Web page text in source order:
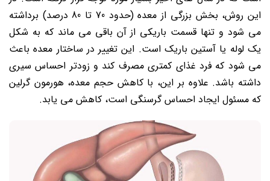
این روش، بخش بزرگی از معده (حدود 70 تا 80 درصد) برداشته
می شود و تنها قسمت باریکی از آن باقی می ماند که به شکل
یک لوله یا آستین باریک است. این تغییر در ساختار معده باعث
می شود که فرد غذای کمتری مصرف کند و زودتر احساس سیری
داشته باشد. علاوه بر این، با کاهش حجم معده، هورمون گرلین
که مسئول ایجاد احساس گرسنگی است، کاهش می یابد.